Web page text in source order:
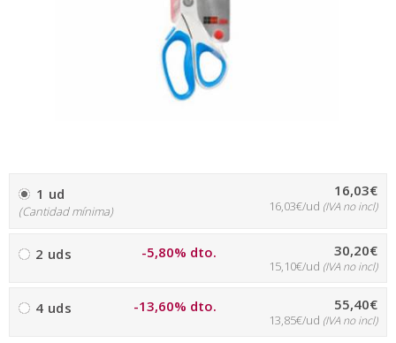
1 ud
(Cantidad mínima)
16,03€
16,03€/ud (IVA no incl)
2 uds -5,80% dto. 30,20€
15,10€/ud (IVA no incl)
4 uds -13,60% dto. 55,40€
13,85€/ud (IVA no incl)